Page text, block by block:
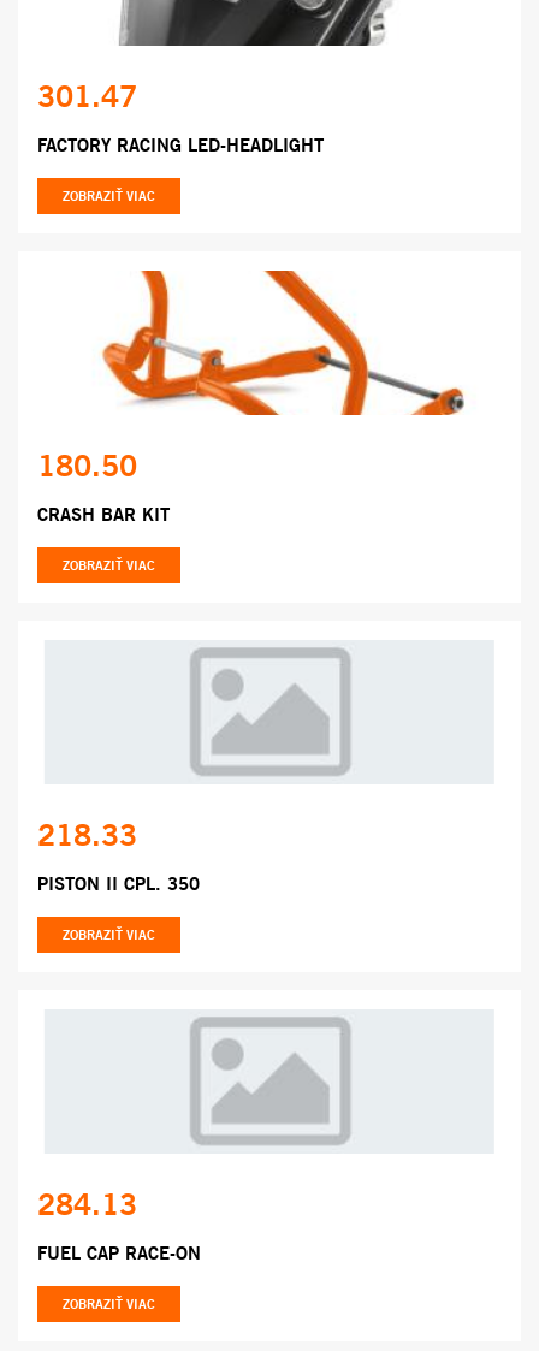
301.47
FACTORY RACING LED-HEADLIGHT
ZOBRAZIŤ VIAC
180.50
CRASH BAR KIT
ZOBRAZIŤ VIAC
218.33
PISTON II CPL. 350
ZOBRAZIŤ VIAC
284.13
FUEL CAP RACE-ON
ZOBRAZIŤ VIAC